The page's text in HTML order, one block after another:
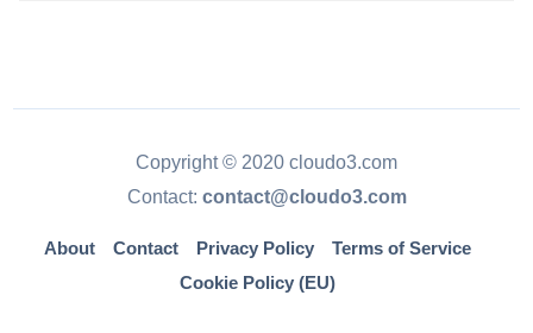
Copyright © 2020 cloudo3.com
Contact: contact@cloudo3.com
About Contact Privacy Policy
Terms of Service
Cookie Policy (EU)